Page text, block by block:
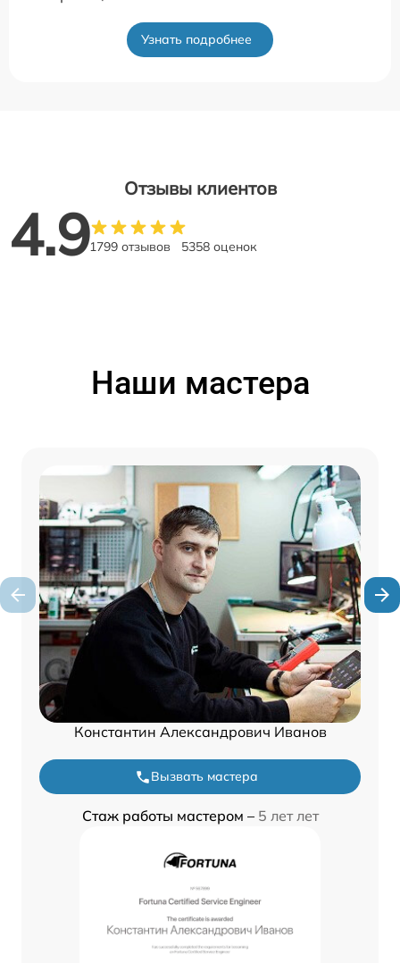
Узнать подробнее
Отзывы клиентов
4.91799 отзывов 5358 оценок
Наши мастера
Константин Александрович Иванов
Вызвать мастера
Стаж работы мастером – 5 лет лет